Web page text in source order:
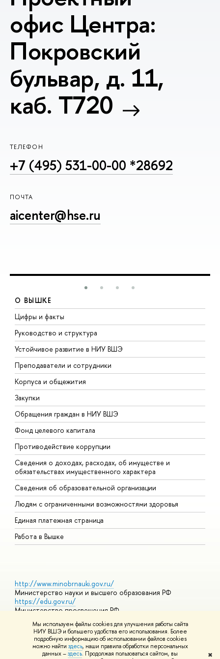
Мы используем файлы cookies для улучшения работы сайта
НИУ ВШЭ и большего удобства его использования. Более
подробную информацию об использовании файлов cookies
можно найти здесь, наши правила обработки персональных
данных –здесь. Продолжая пользоваться сайтом, вы
✖
офис Центра:
Покровский
бульвар, д. 11,
каб. T720
ТЕЛЕФОН
+7 (495) 531-00-00 *28692
ПОЧТА
aicenter@hse.ru
О ВЫШКЕ
Цифры и факты
Руководство и структура
Устойчивое развитие в НИУ ВШЭ
Преподаватели и сотрудники
Корпуса и общежития
Закупки
Обращения граждан в НИУ ВШЭ
Фонд целевого капитала
Противодействие коррупции
Сведения о доходах, расходах, об имуществе и
обязательствах имущественного характера
Сведения об образовательной организации
Людям с ограниченными возможностями здоровья
Единая платежная страница
Работа в Вышке
http://www.minobrnauki.gov.ru/
Министерство науки и высшего образования РФ
https://edu.gov.ru/
Министерство просвещения РФ
Массовые открытые онлайн-курсы
© НИУ ВШЭ 1993–2026 Адреса и контактыУсловия